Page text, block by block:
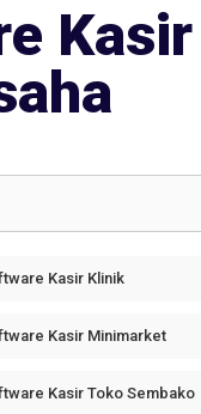
Kasir Klinik
Kasir Minimarket
Kasir Toko Sembako